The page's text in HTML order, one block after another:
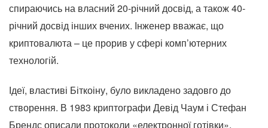
спираючись на власний 20-річний досвід, а також 40-
річний досвід інших вчених. Інженер вважає, що
криптовалюта – це прорив у сфері комп’ютерних
технологій.
Ідеї, властиві Біткоіну, було викладено задовго до
створення. В 1983 криптографи Девід Чаум і Стефан
Брендс описали протоколи «електронної готівки».